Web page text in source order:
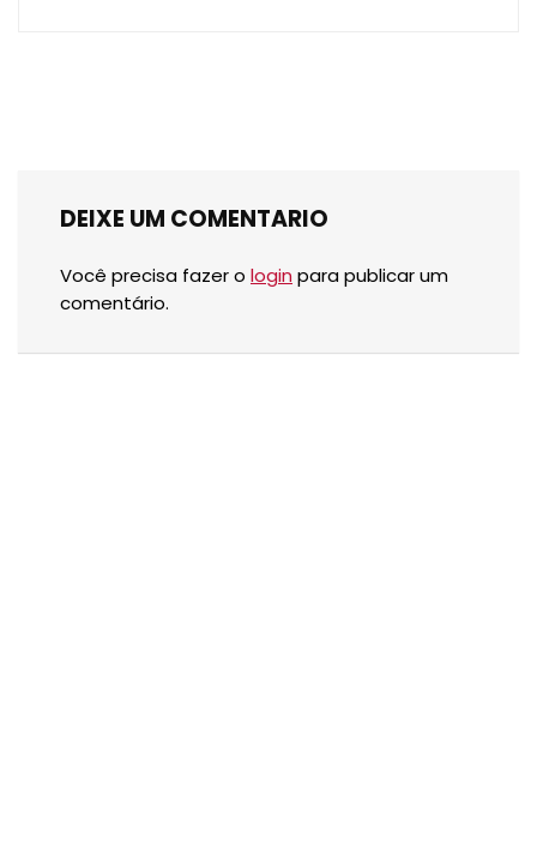
DEIXE UM COMENTARIO
Você precisa fazer o login para publicar um
comentário.